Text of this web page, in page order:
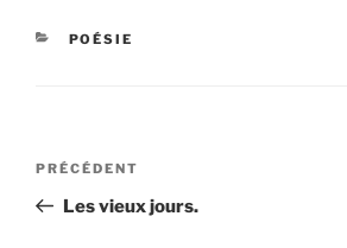
CATÉGORIES
POÉSIE
Navigation
l’article
Article
précédent
PRÉCÉDENT
Les vieux jours.